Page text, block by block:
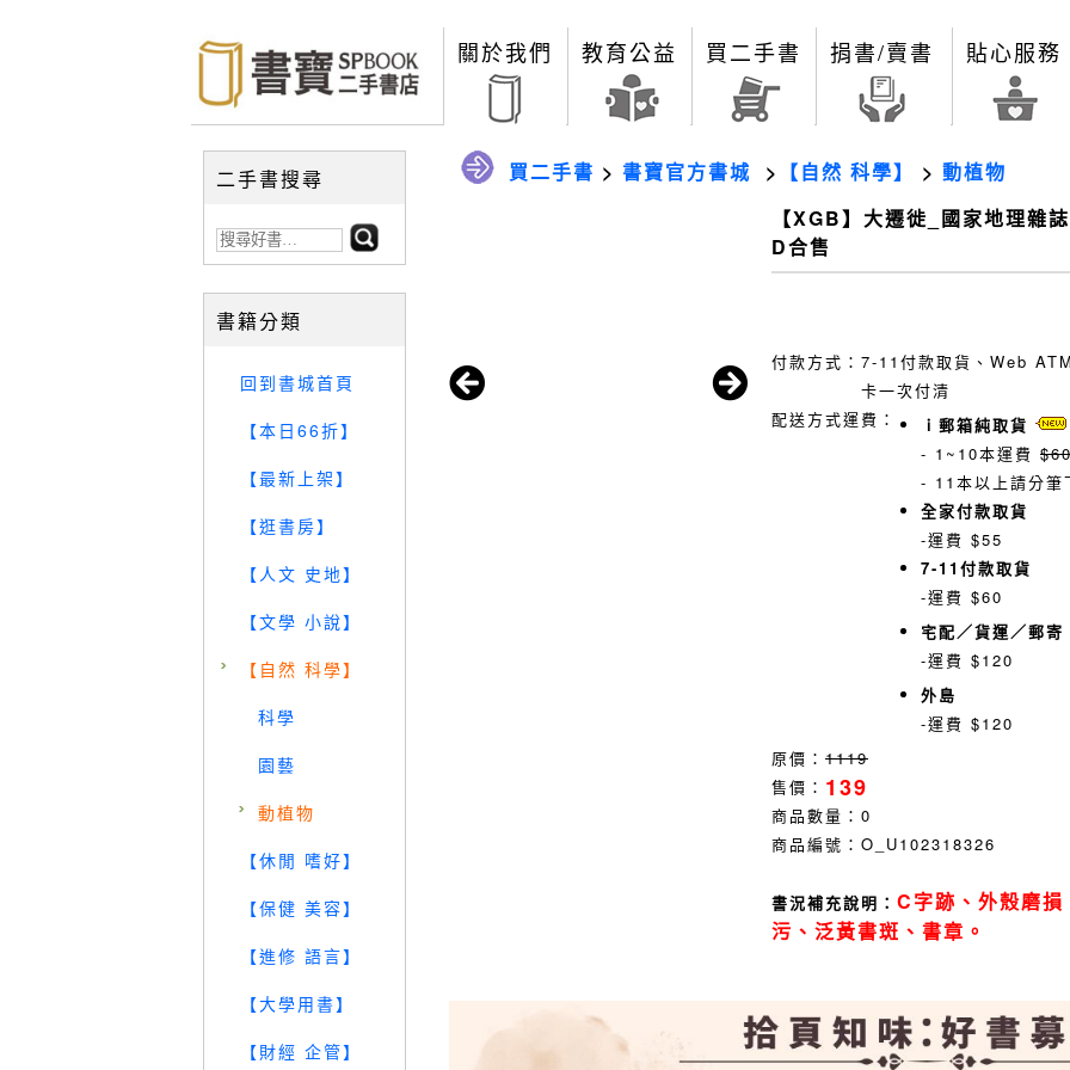
關於我們 教育公益 買二手書 捐書/賣書 貼心服務
二手書搜尋
書籍分類
回到書城首頁
【本日66折】
【最新上架】
【逛書房】
【人文 史地】
【文學 小說】
【自然 科學】
科學
園藝
動植物
【休閒 嗜好】
【保健 美容】
【進修 語言】
【大學用書】
【財經 企管】
買二手書 > 書寶官方書城 > 【自然 科學】 > 動植物
【XGB】大遷徙_國家地理雜
D合售
付款方式： 7-11付款取貨、Web
卡一次付清
配送方式運費：
ｉ郵箱純取貨
- 1~10本運費
- 11本以上請分筆
全家付款取貨
-運費 $55
7-11付款取貨
-運費 $60
宅配／貨運／郵寄
-運費 $120
外島
-運費 $120
原價： 1119
售價： 139
商品數量： 0
商品編號： O_U102318326
書況補充說明： C字跡、外殼磨損
污、泛黃書斑、書章。